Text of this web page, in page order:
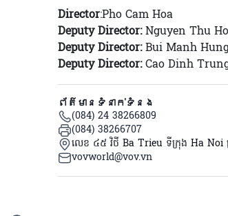
Director:Pho Cam Hoa
Deputy Director:Nguyen Thu
Deputy Director:Bui Manh
Deputy Director:Cao Dinh
ព័ត៌មានទំនាក់ទំនង
(084) 24 38266809
(084) 38266707
លេខ ៤៥ វិថី Ba Trieu ទីក្រុង Ha Noi
vovworld@vov.vn